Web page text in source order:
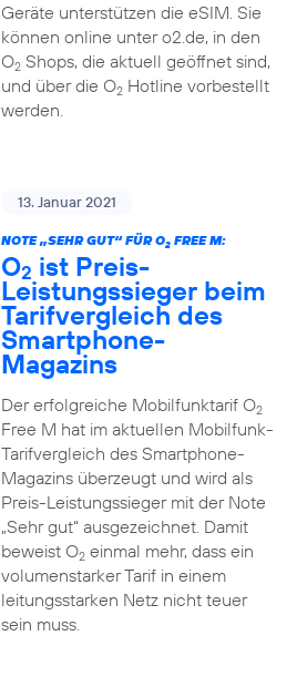
Geräte unterstützen die eSIM. Sie
können online unter o2.de, in den
O2Shops, die aktuell geöffnet sind,
und über die O2Hotline vorbestellt
werden.
13. Januar 2021
NOTE „SEHR GUT“ FÜR O2FREE M:
O2 ist Preis-
Leistungssieger beim
Tarifvergleich des
Smartphone-
Magazins
Der erfolgreiche Mobilfunktarif O2
Free M hat im aktuellen Mobilfunk-
Tarifvergleich des Smartphone-
Magazins überzeugt und wird als
Preis-Leistungssieger mit der Note
„Sehr gut“ ausgezeichnet. Damit
beweist O2einmal mehr, dass ein
volumenstarker Tarif in einem
leitungsstarken Netz nicht teuer
sein muss.